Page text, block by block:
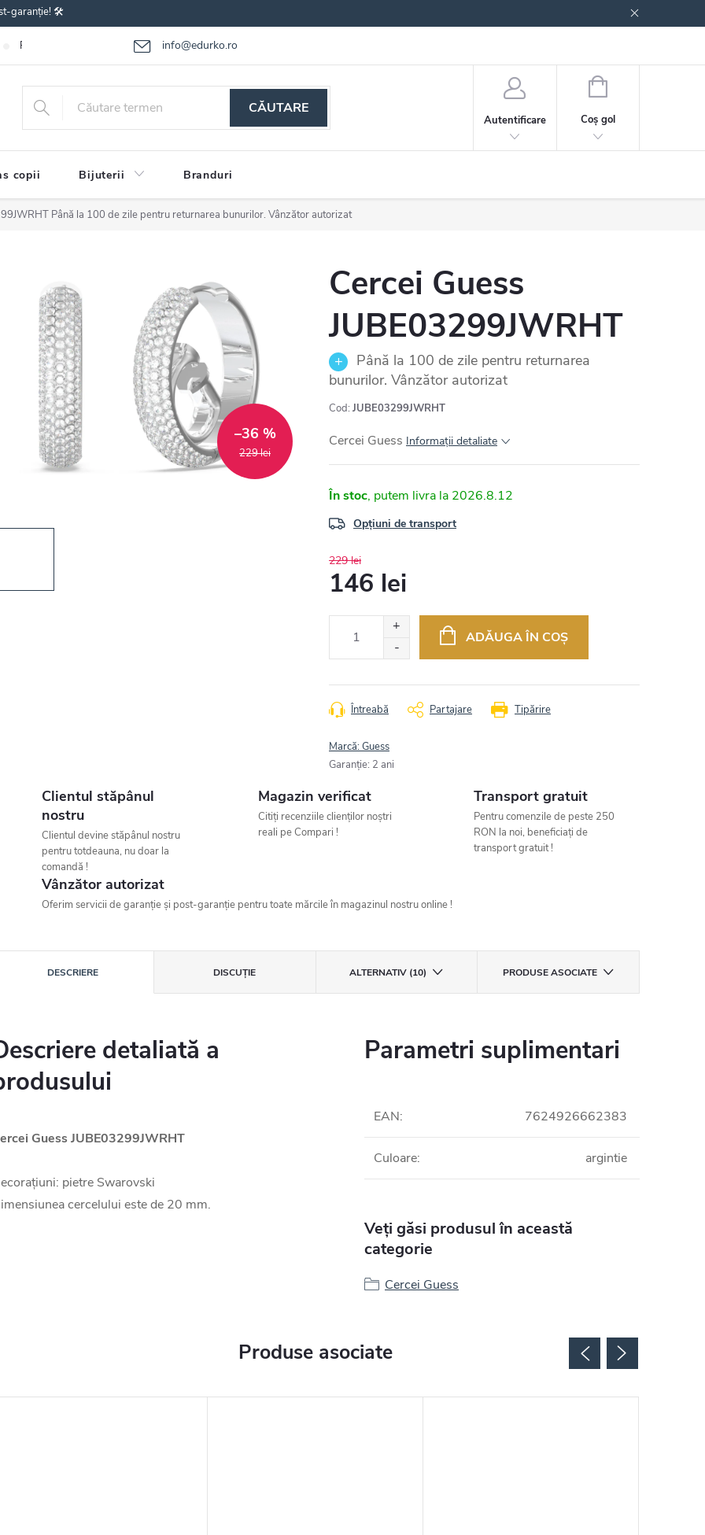
garanție! 🛠️
info@edurko.ro
Reclamațiile bunurilor Întrebări frecvente
CĂUTARE
Autentificare
COŞ
CUMPĂRĂTURI
Coş gol
copii Bijuterii Branduri
Până la 100 de zile pentru returnarea bunurilor. Vânzător autorizat
229 lei
–36 %
Cercei Guess
JUBE03299JWRHT
Până la 100 de zile pentru returnarea
bunurilor. Vânzător autorizat
Cod: JUBE03299JWRHT
Cercei Guess Informaţii detaliate
În stoc 2026.8.12
Opțiuni de transport
229 lei
146 lei
ADĂUGA ÎN COŞ
Tipărire
Întreabă Partajare
Marcă:Guess
Garanţie: 2 ani
Clientul stăpânul
nostru
Clientul devine stăpânul nostru
pentru totdeauna, nu doar la
comandă !
Magazin verificat
Citiți recenziile clienților noștri
reali pe Compari !
Transport gratuit
Pentru comenzile de peste 250
RON la noi, beneficiați de
transport gratuit !
Vânzător autorizat
Oferim servicii de garanție și post-garanție pentru toate mărcile în magazinul nostru online !
DESCRIERE DISCUŢIE ALTERNATIV (10) PRODUSE ASOCIATE
detaliată a
Guess JUBE03299JWRHT
pietre Swarovski
cercelului este de 20 mm.
Parametri suplimentari
EAN: 7624926662383
Culoare: argintie
Veți găsi produsul în această
categorie
Cercei Guess
Produse asociate